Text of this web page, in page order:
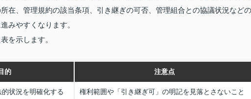
在、管理規約の該当条項、引き継ぎの可否、管理組合との協議状況などの
みやすくなります。
を示します。
的 注意点
状況を明確化する 権利範囲や「引き継ぎ可」の明記を見落とさないこと